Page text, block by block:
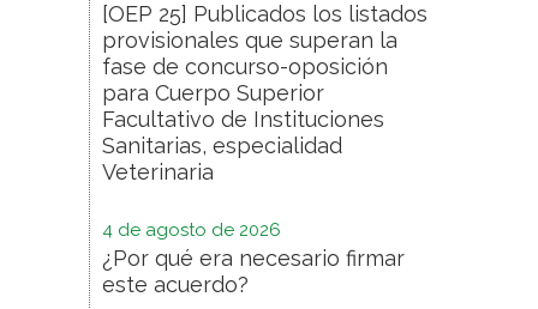
[OEP 25] Publicados los listados
provisionales que superan la
fase de concurso-oposición
para Cuerpo Superior
Facultativo de Instituciones
Sanitarias, especialidad
Veterinaria
4 de agosto de 2026
¿Por qué era necesario firmar
este acuerdo?